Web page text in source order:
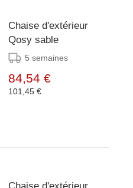
Chaise d'extérieur
Qosy sable
5 semaines
84,54 €
101,45 €